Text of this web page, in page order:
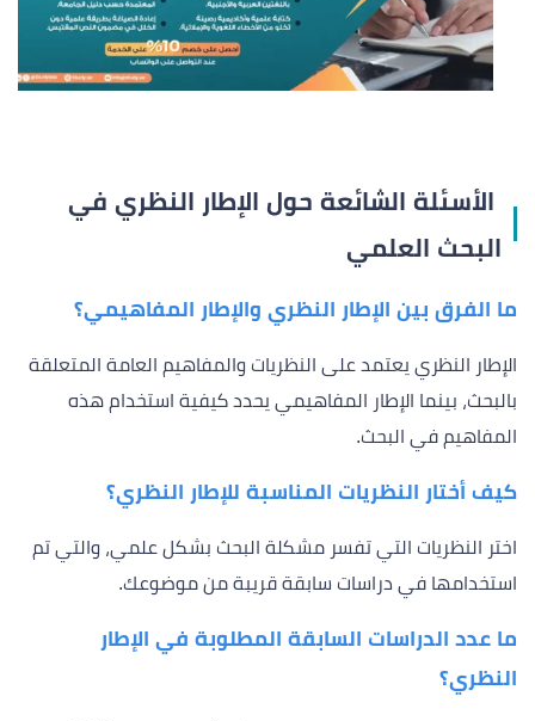
الأسئلة الشائعة حول الإطار النظري في
البحث العلمي
ما الفرق بين الإطار النظري والإطار المفاهيمي؟
الإطار النظري يعتمد على النظريات والمفاهيم العامة المتعلقة
بالبحث، بينما الإطار المفاهيمي يحدد كيفية استخدام هذه
المفاهيم في البحث.
كيف أختار النظريات المناسبة للإطار النظري؟
اختر النظريات التي تفسر مشكلة البحث بشكل علمي، والتي تم
استخدامها في دراسات سابقة قريبة من موضوعك.
ما عدد الدراسات السابقة المطلوبة في الإطار
النظري؟